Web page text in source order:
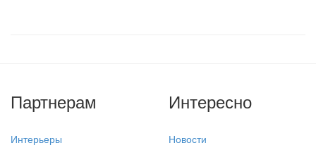
Партнерам
Интерьеры
Интересно
Новости